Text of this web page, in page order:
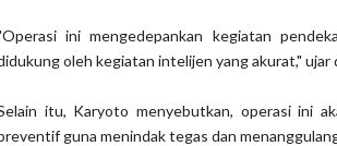
ini mengedepankan kegiatan
oleh kegiatan intelijen yang akurat," ujar
itu, Karyoto menyebutkan, operasi ini
guna menindak tegas dan